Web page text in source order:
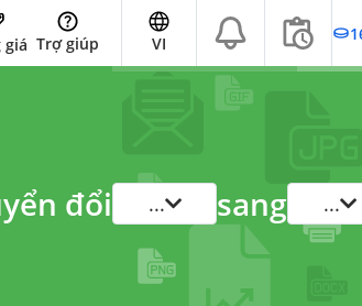
giá Trợ giúp VI
đổi ... sang ...